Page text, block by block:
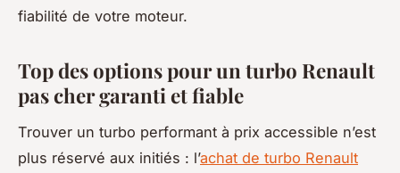
fiabilité de votre moteur.
Top des options pour un turbo Renault
pas cher garanti et fiable
Trouver un turbo performant à prix accessible n’est
plus réservé aux initiés : l’achat de turbo Renault